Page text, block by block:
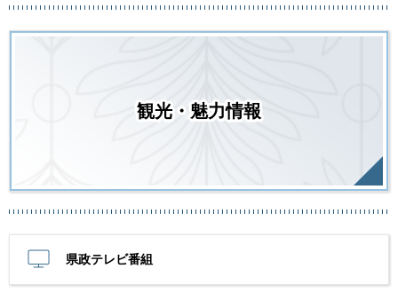
観光・魅力情報
県政テレビ番組